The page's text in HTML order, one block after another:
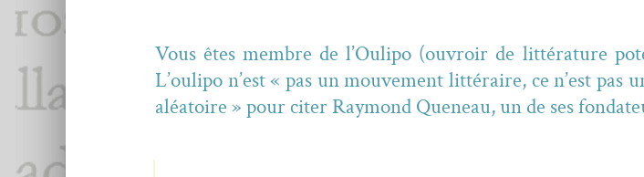
Vous êtes mem­bre de l’Oulipo (ouvroir de lit­téra­ture
L’oulipo n’est « pas un mou­ve­ment lit­téraire, ce n’est
aléa­toire » pour citer Ray­mond Que­neau, un de ses